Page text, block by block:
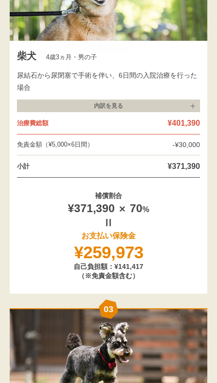
柴犬 4歳3ヵ月・男の子
尿結石から尿閉塞で手術を伴い、6日間の入院治療を行った
場合
内訳を 見る
治療費総額 ¥401,390
免責金額（¥5,000×6日間） -¥30,000
小計 ¥371,390
補償割合
¥371,390 70%
お支払い保険金
¥259,973
自己負担額：¥141,417
（※免責金額含む）
03